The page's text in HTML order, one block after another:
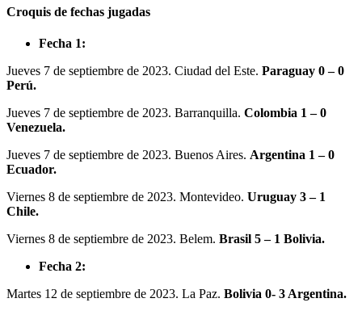
Croquis de fechas jugadas
Fecha 1:
Jueves 7 de septiembre de 2023. Ciudad del Este. Paraguay 0 – 0
Perú.
Jueves 7 de septiembre de 2023. Barranquilla. Colombia 1 – 0
Venezuela.
Jueves 7 de septiembre de 2023. Buenos Aires. Argentina 1 – 0
Ecuador.
Viernes 8 de septiembre de 2023. Montevideo. Uruguay 3 – 1
Chile.
Viernes 8 de septiembre de 2023. Belem. Brasil 5 – 1 Bolivia.
Fecha 2:
Martes 12 de septiembre de 2023. La Paz. Bolivia 0- 3 Argentina.